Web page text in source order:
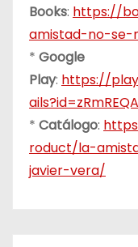
Books: https://
amistad-no-se-
* Google
Play: https://
* Catálogo:
roduct/la-
javier-vera/